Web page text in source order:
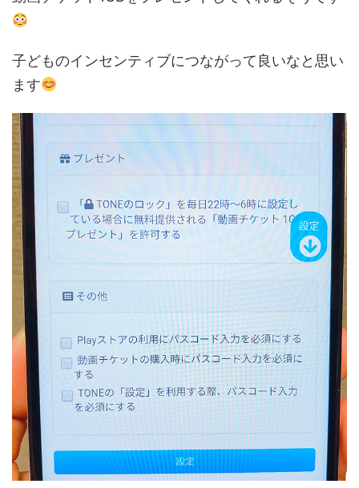
子どものインセンティブにつながって良いなと思い
ます